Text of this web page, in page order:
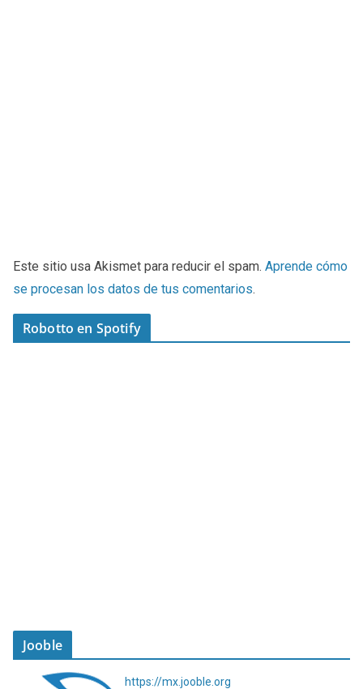
Este sitio usa Akismet para reducir el spam. Aprende cómo
se procesan los datos de tus comentarios.
Robotto en Spotify
Jooble
https://mx.jooble.org